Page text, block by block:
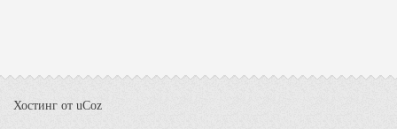
Хостинг от uCoz